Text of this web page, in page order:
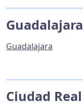
Guadalajara
Guadalajara
Ciudad Real